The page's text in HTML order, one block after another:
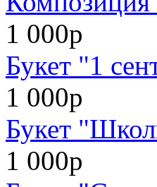
1 000р
Букет "1
1 000р
Букет
1 000р